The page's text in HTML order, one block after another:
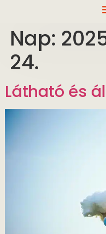
Nap:
24.
Látható és